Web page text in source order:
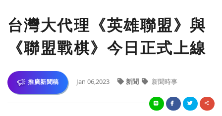
台灣大代理《英雄聯盟》與
《聯盟戰棋》今日正式上線
推廣新聞稿 Jan 06,2023 新聞 新聞時事